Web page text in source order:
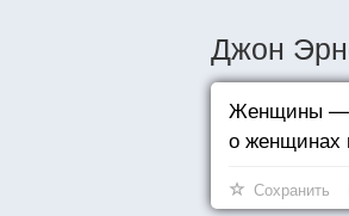
Джон
Женщины —
о женщинах
Сохранить